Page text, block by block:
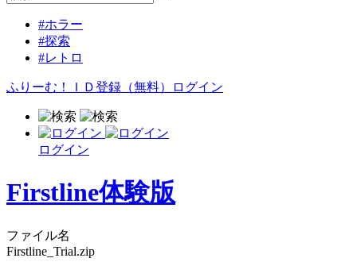
#ホラー
#探索
#レトロ
ふりーむ！ＩＤ登録（無料） ログイン
ログイン
Firstline体験版
ファイル名
Firstline_Trial.zip